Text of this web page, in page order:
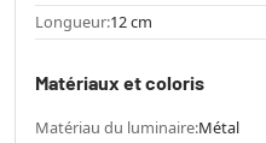
Longueur:12 cm
Matériaux et coloris
Matériau du luminaire:Métal